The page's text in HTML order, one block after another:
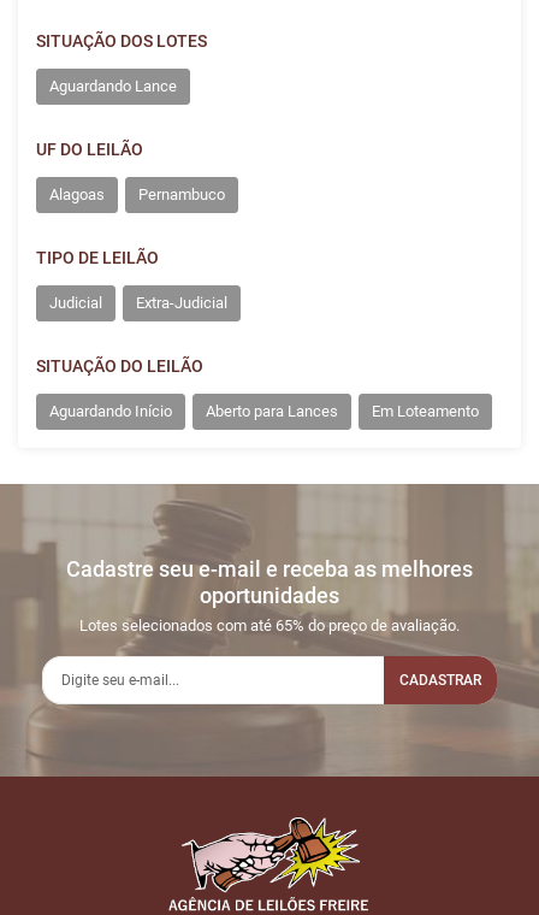
SITUAÇÃO DOS LOTES
Aguardando Lance
UF DO LEILÃO
Alagoas Pernambuco
TIPO DE LEILÃO
Judicial Extra-Judicial
SITUAÇÃO DO LEILÃO
Aguardando Início Aberto para Lances Em Loteamento
Cadastre seu e-mail e receba as melhores
oportunidades
Lotes selecionados com até 65% do preço de avaliação.
CADASTRAR